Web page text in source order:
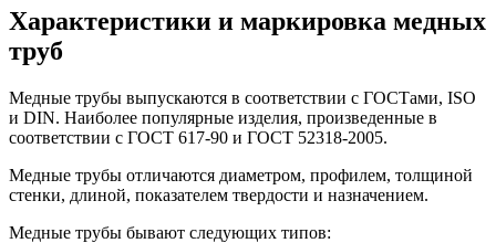
Характеристики и маркировка медных
труб
Медные трубы выпускаются в соответствии с ГОСТами, ISO
и DIN. Наиболее популярные изделия, произведенные в
соответствии с ГОСТ 617-90 и ГОСТ 52318-2005.
Медные трубы отличаются диаметром, профилем, толщиной
стенки, длиной, показателем твердости и назначением.
Медные трубы бывают следующих типов: